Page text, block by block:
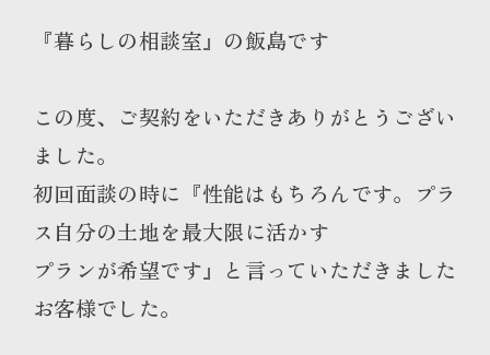
『暮らしの相談室』の飯島です
この度、ご契約をいただきありがとうござい
ました。
初回面談の時に『性能はもちろんです。プラ
ス自分の土地を最大限に活かす
プランが希望です』と言っていただきました
お客様でした。